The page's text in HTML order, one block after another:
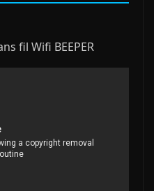
fil Wifi BEEPER